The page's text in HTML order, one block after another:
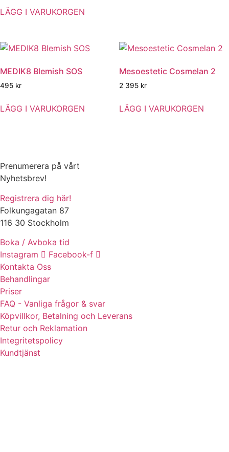
LÄGG I VARUKORGEN
MEDIK8 Blemish SOS
495 kr
LÄGG I VARUKORGEN
Mesoestetic Cosmelan 2
2 395 kr
LÄGG I VARUKORGEN
Prenumerera på vårt
Nyhetsbrev!
Registrera dig här!
Folkungagatan 87
116 30 Stockholm
Boka / Avboka tid
Instagram
Facebook-f
Kontakta Oss
Behandlingar
Priser
FAQ - Vanliga frågor & svar
Köpvillkor, Betalning och Leverans
Retur och Reklamation
Integritetspolicy
Kundtjänst